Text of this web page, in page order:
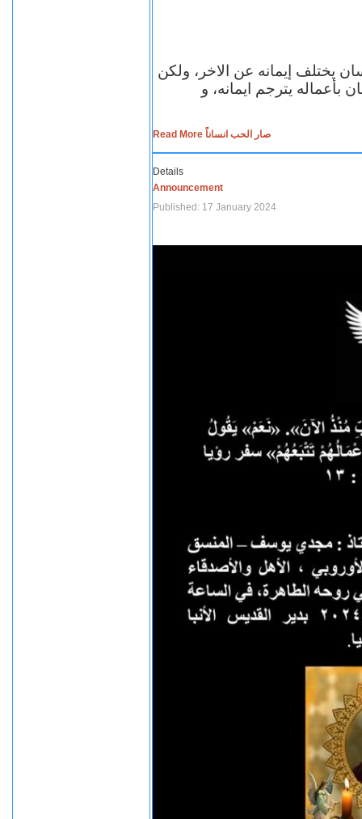
يختلف إيمانه عن الاخر، ولكن
بأعماله يترجم ايمانه، و
Read More صار الحب انساناً
Details
Announcement
Published: 17 January 2024